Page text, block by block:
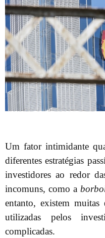
Um fator intimidante
diferentes estratégias
investidores ao redor
incomuns, como a
entanto, existem muitas
utilizadas pelos
complicadas.